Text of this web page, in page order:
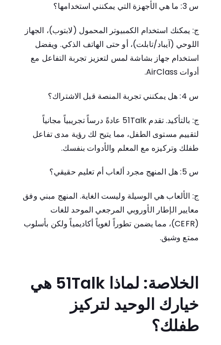
س 3: ما هي الأجهزة التي يمكنني استخدامها؟
ج: يمكنك استخدام الكمبيوتر المحمول (لابتوب)، الجهاز
اللوحي (آيباد/تابلت)، أو حتى الهاتف الذكي. ويفضل
استخدام جهاز بشاشة لمس لتعزيز تجربة التفاعل مع
أدوات AirClass.
س 4: هل يمكنني تجربة المنصة قبل الاشتراك؟
ج: بالتأكيد. تقدم 51Talk عادةً درساً تجريبياً مجانياً
لتقييم مستوى الطفل، مما يتيح لك رؤية مدى تفاعل
طفلك وتركيزه مع المعلم والأدوات بنفسك.
س 5: هل المنهج مجرد ألعاب أم تعليم حقيقي؟
ج: الألعاب هي الوسيلة وليست الغاية. المنهج مبني وفق
معايير الإطار الأوروبي المرجعي الموحد للغات
(CEFR)، مما يضمن تطوراً لغوياً أكاديمياً ولكن بأسلوب
ممتع وشيق.
الخلاصة: لماذا 51Talk هي
خيارك الوحيد لتركيز
طفلك؟